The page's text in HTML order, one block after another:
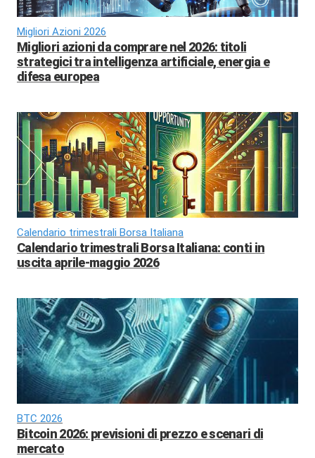
Migliori Azioni 2026
Migliori azioni da comprare nel 2026: titoli
strategici tra intelligenza artificiale, energia e
difesa europea
Calendario trimestrali Borsa Italiana
Calendario trimestrali Borsa Italiana: conti in
uscita aprile-maggio 2026
BTC 2026
Bitcoin 2026: previsioni di prezzo e scenari di
mercato